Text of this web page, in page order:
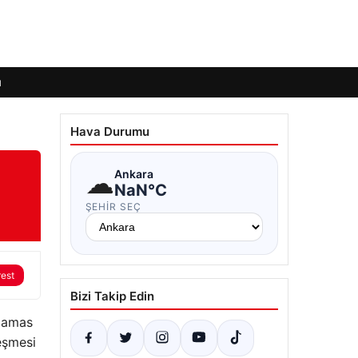
Hava Durumu
☁Ankara
NaN°C
ŞEHIR SEÇ
Bizi Takip Edin